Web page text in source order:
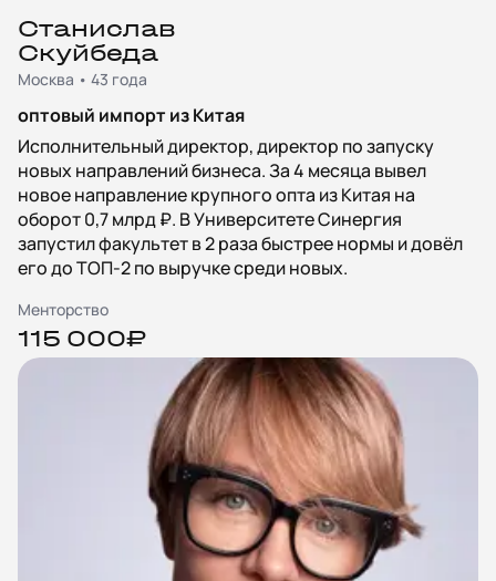
Станислав
Скуйбеда
Москва • 43 года
оптовый импорт из Китая
Исполнительный директор, директор по запуску
новых направлений бизнеса. За 4 месяца вывел
новое направление крупного опта из Китая на
оборот 0,7 млрд ₽. В Университете Синергия
запустил факультет в 2 раза быстрее нормы и довёл
его до ТОП‑2 по выручке среди новых.
Менторство
115 000₽